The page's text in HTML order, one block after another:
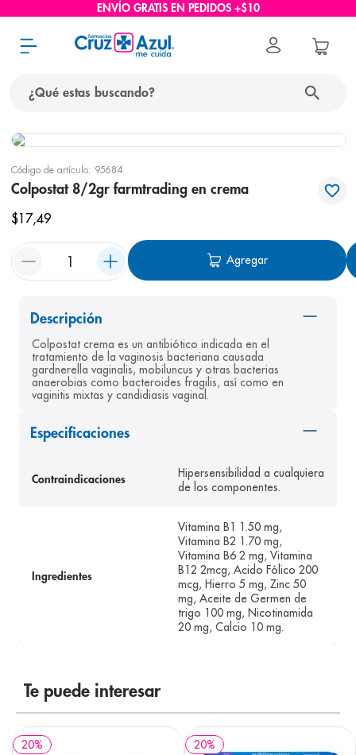
ENVÍO GRATIS EN PEDIDOS +$10
Código de artículo: 95684
Colpostat 8/2gr farmtrading en crema
$17,49
Agregar
Descripción
Colpostat crema es un antibiótico indicada en el
tratamiento de la vaginosis bacteriana causada
gardnerella vaginalis, mobiluncus y otras bacterias
anaerobias como bacteroides fragilis, así como en
vaginitis mixtas y candidiasis vaginal.
Especificaciones
Contraindicaciones
Hipersensibilidad a cualquiera
de los componentes.
Ingredientes
Vitamina B1 1.50 mg,
Vitamina B2 1.70 mg,
Vitamina B6 2 mg, Vitamina
B12 2mcg, Acido Fólico 200
mcg, Hierro 5 mg, Zinc 50
mg, Aceite de Germen de
trigo 100 mg, Nicotinamida
20 mg, Calcio 10 mg.
Te puede interesar
20% 20%
términos más buscados
protector solar
6. shampoo
7. bioderma
8. panolini
9. pediasure
10.desodorante